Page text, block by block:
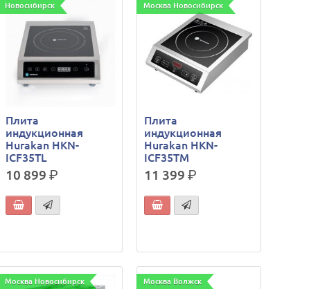
Новосибирск
Плита
индукционная
Hurakan HKN-
ICF35TL
10 899 р.
Москва Новосибирск
Плита
индукционная
Hurakan HKN-
ICF35TM
11 399 р.
Москва Новосибирск Москва Волжск